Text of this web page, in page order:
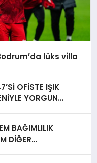
lüks villa
OFİSTE IŞIK
YORGUN
BAĞIMLILIK
DİĞER